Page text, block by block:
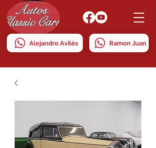
Alejandro Avilés Ramon Juan